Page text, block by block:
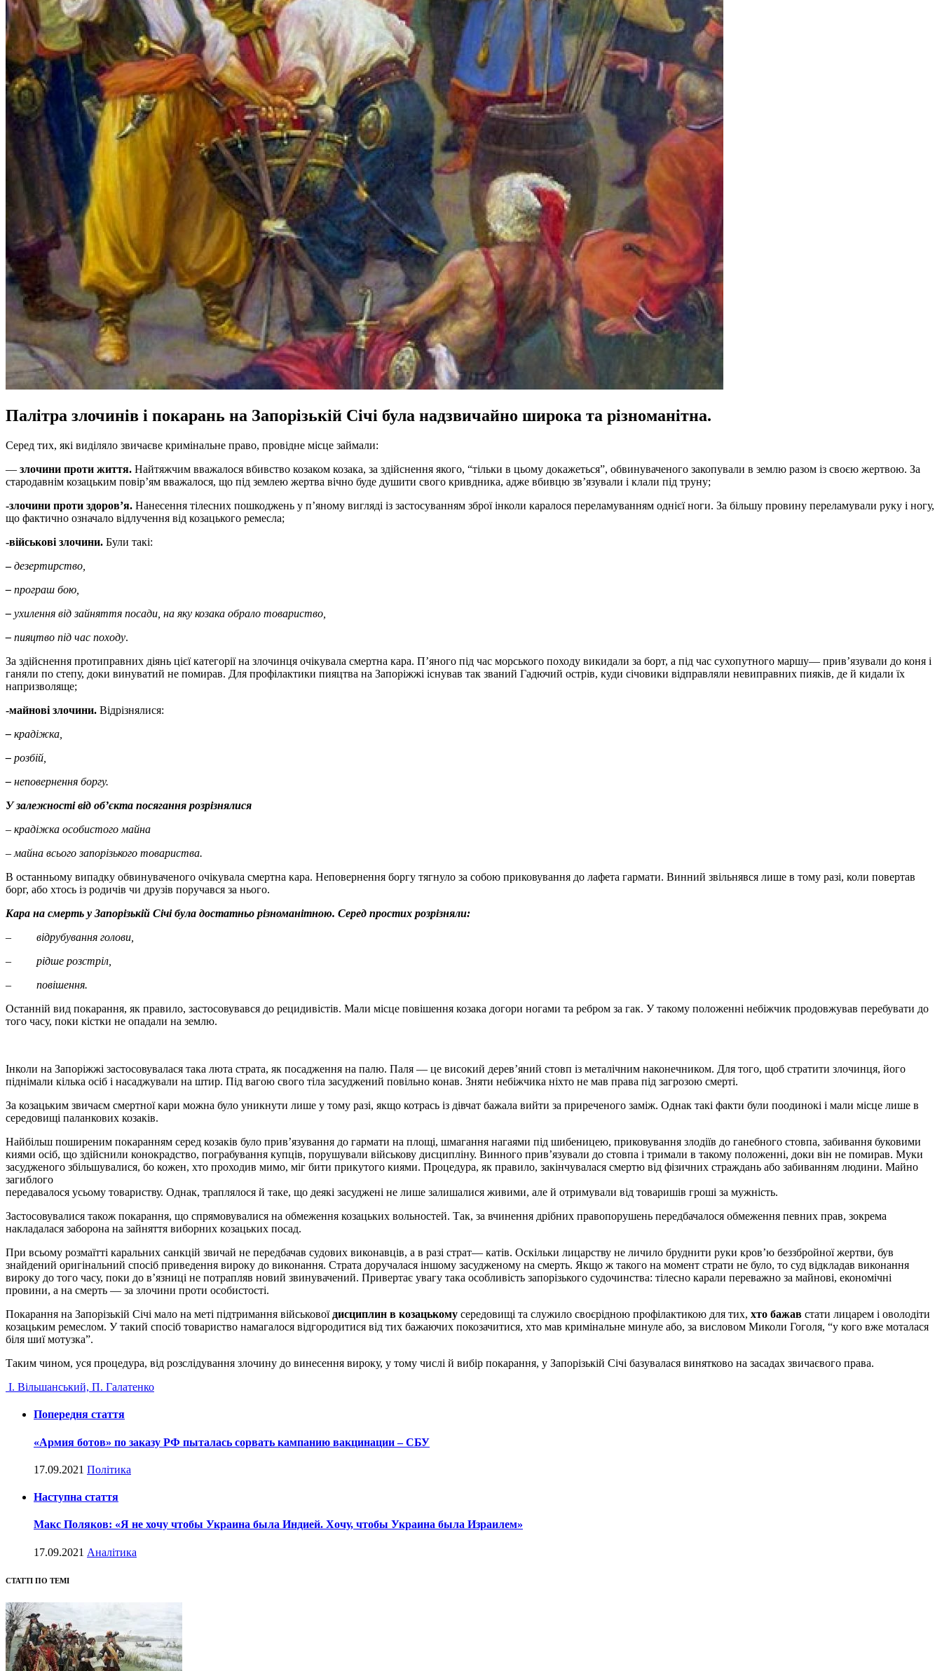
Палітра злочинів і покарань на Запо­різькій Січі була надзвичайно широка та різноманітна.
Серед тих, які виділяло звичаєве кримінальне право, провідне місце займали:
— злочини проти життя. Найтяжчим вважалося вбивство козаком козака, за здійснення якого, “тільки в цьому докажеться”, обвинуваченого закопували в землю разом із своєю жертвою. За
стародавнім козацьким повір’ям вважалося, що під землею жертва вічно буде душити свого кривдника, адже вбивцю зв’язували і клали під труну;
-злочини проти здоров’я. Нанесення тілесних пошкоджень у п’яному ви­гляді із застосуванням зброї інколи каралося переламуванням однієї ноги. За бі­льшу провину переламували руку і ногу,
що фактично означало відлучення від козацького ремесла;
-військові злочини. Були такі:
– дезертирство,
– програш бою,
– ухи­лення від зайняття посади, на яку козака обрало товариство,
– пияцтво під час по­ходу.
За здійснення протиправних діянь цієї категорії на злочинця очікувала смер­тна кара. П’яного під час морського походу викидали за борт, а під час сухопут­ного маршу— прив’язували до коня і
ганяли по степу, доки винуватий не поми­рав. Для профілактики пияцтва на Запоріжжі існував так званий Гадючий острів, куди січовики відправляли невиправних пияків, де й кидали їх
напризволяще;
-майнові злочини. Відрізнялися:
– крадіжка,
– розбій,
– неповернення боргу.
У залежності від об’єкта посягання розрізнялися
– крадіжка особистого майна
– майна всього запорізького товариства.
В останньому випадку обвинуваченого очікувала смертна кара. Неповернення боргу тягнуло за собою приковування до лафета гармати. Винний звільнявся лише в тому разі, коли повертав
борг, або хтось із родичів чи друзів поручався за нього.
Кара на смерть у Запорізькій Січі була достатньо різноманітною. Серед простих розрізняли:
– відрубування голови,
– рідше розстріл,
– повішення.
Останній вид покарання, як правило, застосовувався до рецидивістів. Мали місце пові­шення козака догори ногами та ребром за гак. У такому положенні небіжчик продовжував перебувати до
того часу, поки кістки не опадали на землю.
Інколи на Запоріжжі застосовувалася така люта страта, як посадження на палю. Паля — це високий дерев’яний стовп із металічним наконечником. Для того, щоб стратити злочинця, його
піднімали кілька осіб і насаджували на штир. Під вагою свого тіла засуджений повільно конав. Зняти небіжчика ніхто не мав права під загрозою смерті.
За козацьким звичаєм смертної кари можна було уникнути лише у тому разі, якщо котрась із дівчат бажала вийти за приреченого заміж. Однак такі факти бу­ли поодинокі і мали місце лише в
середовищі паланкових козаків.
Найбільш поширеним покаранням серед козаків було прив’язування до гармати на площі, шмагання нагаями під шибеницею, приковування злодіїв до ганебного стовпа, забивання буковими
киями осіб, що здійснили конокрадст­во, пограбування купців, порушували військову дисципліну. Винного прив’язували до стовпа і тримали в такому положенні, доки він не помирав. Му­ки
засудженого збільшувалися, бо кожен, хто проходив мимо, міг бити прикуто­го киями. Процедура, як правило, закінчувалася смертю від фізичних страждань або забиванням людини. Майно
загиблого
передавалося усьому товариству. Од­нак, траплялося й таке, що деякі засуджені не лише залишалися живими, але й отримували від товаришів гроші за мужність.
Застосовувалися також покарання, що спрямовувалися на обмеження коза­цьких вольностей. Так, за вчинення дрібних правопорушень передбачалося об­меження певних прав, зокрема
накладалася заборона на зайняття виборних коза­цьких посад.
При всьому розмаїтті каральних санкцій звичай не передбачав судових ви­конавців, а в разі страт— катів. Оскільки лицарству не личило бруднити руки кров’ю беззбройної жертви, був
знайдений оригінальний спосіб приведення ви­року до виконання. Страта доручалася іншому засудженому на смерть. Якщо ж такого на момент страти не було, то суд відкладав виконання
вироку до того ча­су, поки до в’язниці не потрапляв новий звинувачений. Привертає увагу така особливість запорізького судочинства: тілесно карали переважно за майнові, економічні
провини, а на смерть — за злочини проти особистості.
Покарання на Запорізькій Січі мало на меті підтримання військової дисцип­лин в козацькому середовищі та служило своєрідною профілактикою для тих, хто бажав стати лицарем і оволодіти
козацьким ремеслом. У такий спосіб това­риство намагалося відгородитися від тих бажаючих покозачитися, хто мав кри­мінальне минуле або, за висловом Миколи Гоголя, “у кого вже моталася
біля шиї мотузка”.
Таким чином, уся процедура, від розслідування злочину до винесення виро­ку, у тому числі й вибір покарання, у Запорізькій Січі базувалася винятково на засадах звичаєвого права.
І. Вільшанський, П. Галатенко
Попередня стаття
«Армия ботов» по заказу РФ пыталась сорвать кампанию вакцинации – СБУ
17.09.2021 Політика
Наступна стаття
Макс Поляков: «Я не хочу чтобы Украина была Индией. Хочу, чтобы Украина была Израилем»
17.09.2021 Аналітика
СТАТТІ ПО ТЕМІ